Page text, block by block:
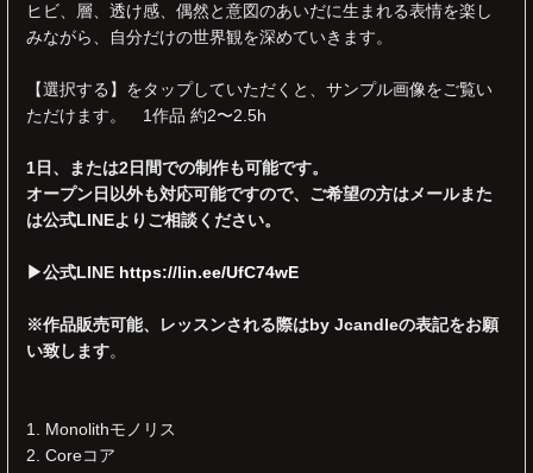
ヒビ、層、透け感、偶然と意図のあいだに生まれる表情を楽し
みながら、自分だけの世界観を深めていきます。
【選択する】をタップしていただくと、サンプル画像をご覧い
ただけます。 1作品 約2〜2.5h
1日、または2日間での制作も可能です。
オープン日以外も対応可能ですので、ご希望の方はメールまた
は公式LINEよりご相談ください。
▶︎公式LINE https://lin.ee/UfC74wE
※作品販売可能、レッスンされる際はby Jcandleの表記をお願
い致します。
1. Monolithモノリス
2. Coreコア